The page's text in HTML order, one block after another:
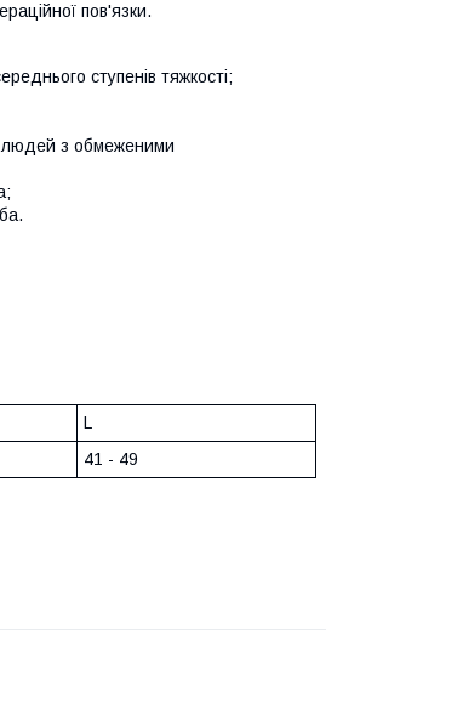
пов'язки.
ступенів тяжкості;
людей з обмеженими
L
41 - 49